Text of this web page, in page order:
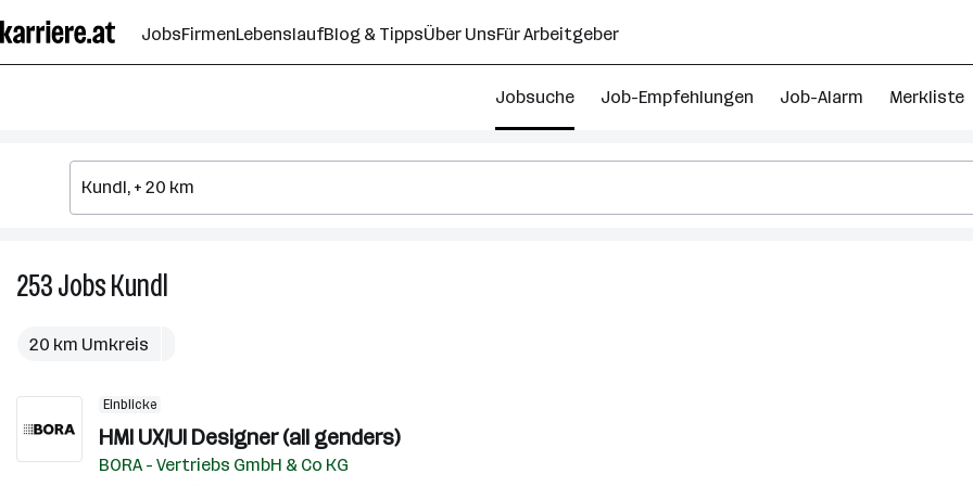
Seiteninhalt
springen
JobsFirmenLebenslaufBlog & TippsÜber UnsFür Arbeitgeber
Jobsuche Job-Empfehlungen Job-Alarm Merkliste
253JobsKundl
20 km Umkreis
Einblicke
HMI UX/UI Designer (all genders)
BORA - Vertriebs GmbH & Co KG